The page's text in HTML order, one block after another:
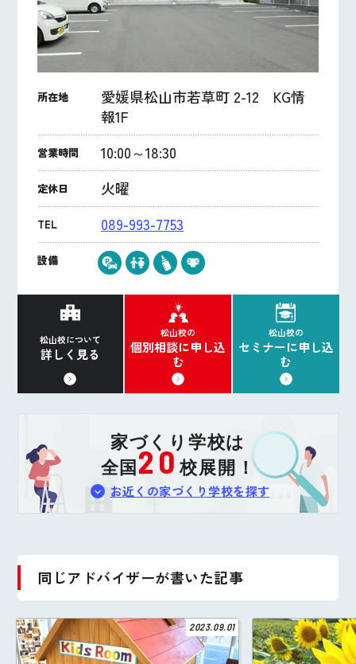
所在地
愛媛県松山市若草町 2-12 KG情
報1F
営業時間 10:00～18:30
定休日 火曜
TEL 089-993-7753
設備
松山校について
詳しく見る
松山校の
個別相談に申し込
む
松山校の
セミナーに申し込
む
家づくり学校は
全国 20校展開！
お近くの家づくり学校を探す
同じアドバイザーが書いた記事
2023.09.01